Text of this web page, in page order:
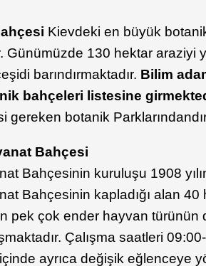
Kievdeki en büyük
Günümüzde 130 hektar araziyi
barındırmaktadır. Bilim
bahçeleri listesine
gereken botanik
Bahçesi
Bahçesinin kuruluşu 1908
Bahçesinin kapladığı alan 40
pek çok ender hayvan
Çalışma saatleri
ayrıca değişik eğlenceye